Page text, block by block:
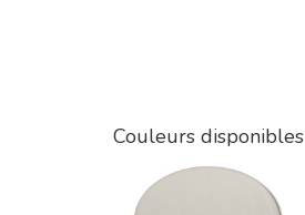
Couleurs disponibles